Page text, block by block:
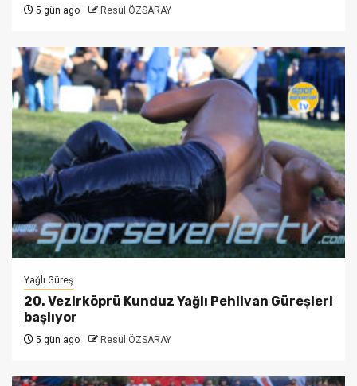
5 gün ago Resul ÖZSARAY
Yağlı Güreş
20. Vezirköprü Kunduz Yağlı Pehlivan Güreşleri
başlıyor
5 gün ago Resul ÖZSARAY